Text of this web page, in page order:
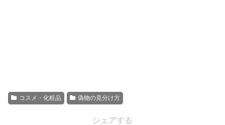
コスメ・化粧品 偽物の見分け方
シェアする